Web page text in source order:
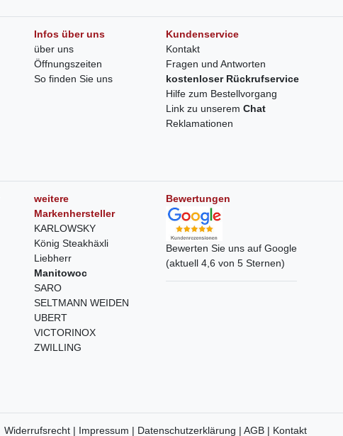
Infos über uns
über uns
Öffnungszeiten
So finden Sie uns
Kundenservice
Kontakt
Fragen und Antworten
kostenloser Rückrufservice
Hilfe zum Bestellvorgang
Link zu unserem Chat
Reklamationen
weitere
Markenhersteller
KARLOWSKY
König Steakhäxli
Liebherr
Manitowoc
SARO
SELTMANN WEIDEN
UBERT
VICTORINOX
ZWILLING
Bewertungen
Bewerten Sie uns auf Google
(aktuell 4,6 von 5 Sternen)
Widerrufsrecht | Impressum | Datenschutzerklärung | AGB | Kontakt